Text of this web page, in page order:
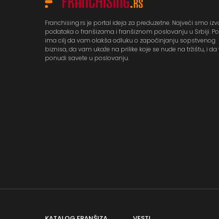
Franchising.rs je portal ideja za preduzetne. Najveći smo
podataka o franšizama i franšiznom poslovanju u Srbiji.
ima cilj da vam olakša odluku o započinjanju sopstvenog
biznisa, da vam ukaže na prilike koje se nude na tržištu, i
ponudi savete u poslovanju.